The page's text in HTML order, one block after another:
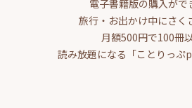
電子書籍版の購入がで
旅行・お出かけ中にさく
月額500円で100冊
読み放題になる「ことりっぷ